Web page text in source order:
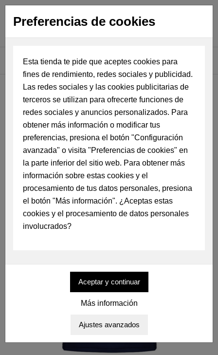
Preferencias de cookies
Esta tienda te pide que aceptes cookies para
fines de rendimiento, redes sociales y publicidad.
Las redes sociales y las cookies publicitarias de
terceros se utilizan para ofrecerte funciones de
redes sociales y anuncios personalizados. Para
obtener más información o modificar tus
preferencias, presiona el botón "Configuración
avanzada" o visita "Preferencias de cookies" en
la parte inferior del sitio web. Para obtener más
información sobre estas cookies y el
procesamiento de tus datos personales, presiona
el botón "Más información". ¿Aceptas estas
cookies y el procesamiento de datos personales
involucrados?
Más información
Efectos Militares Sevilla Productos Vestimenta militar Camisetas
Camiseta Academia General del
Aire deporte Dry Fresh Azul
marino